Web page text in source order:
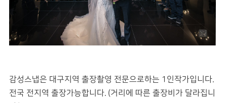
감성스냅은 대구지역 출장촬영 전문으로하는 1인작가입니다.
전국 전지역 출장가능합니다. (거리에 따른 출장비가 달라집니